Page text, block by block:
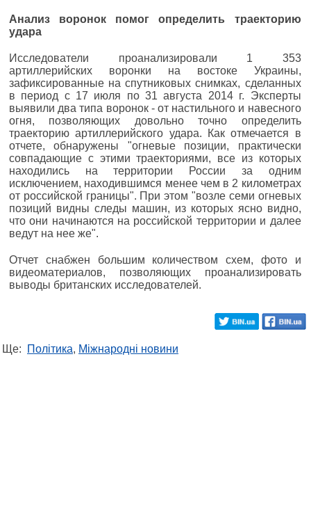
Анализ воронок помог определить траекторию
удара
Исследователи проанализировали 1 353
артиллерийских воронки на востоке Украины,
зафиксированные на спутниковых снимках, сделанных
в период с 17 июля по 31 августа 2014 г. Эксперты
выявили два типа воронок - от настильного и навесного
огня, позволяющих довольно точно определить
траекторию артиллерийского удара. Как отмечается в
отчете, обнаружены "огневые позиции, практически
совпадающие с этими траекториями, все из которых
находились на территории России за одним
исключением, находившимся менее чем в 2 километрах
от российской границы". При этом "возле семи огневых
позиций видны следы машин, из которых ясно видно,
что они начинаются на российской территории и далее
ведут на нее же".
Отчет снабжен большим количеством схем, фото и
видеоматериалов, позволяющих проанализировать
выводы британских исследователей.
Ще: Політика, Міжнародні новини